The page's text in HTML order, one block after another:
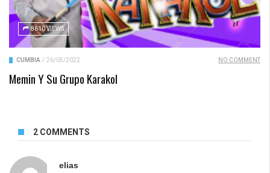
8610 VIEWS
CUMBIA / 26/05/2022 NO COMMENT
Memin Y Su Grupo Karakol
2 COMMENTS
elias